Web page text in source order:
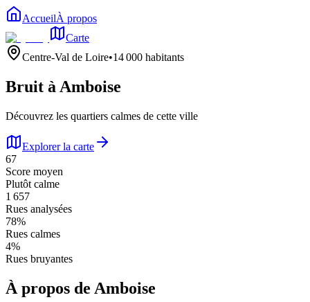
AccueilÀ propos
Carte
Centre-Val de Loire•14 000 habitants
Bruit à Amboise
Découvrez les quartiers calmes de cette ville
Explorer la carte
67
Score moyen
Plutôt calme
1 657
Rues analysées
78%
Rues calmes
4%
Rues bruyantes
À propos de Amboise